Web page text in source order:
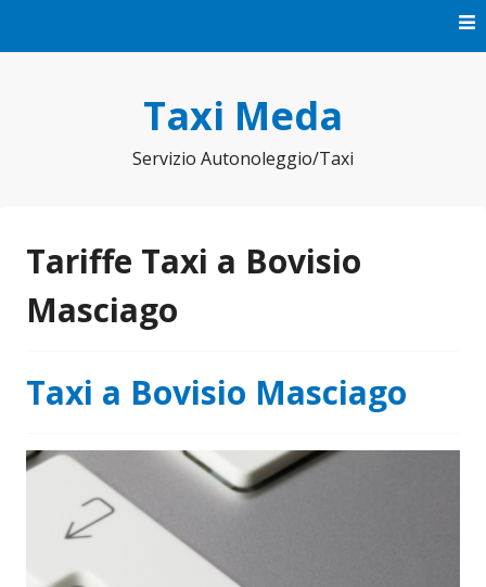
Taxi Meda
Servizio Autonoleggio/Taxi
Tariffe Taxi a Bovisio
Masciago
Taxi a Bovisio Masciago